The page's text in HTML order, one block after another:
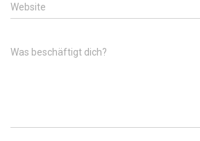
Website
Was beschäftigt dich?